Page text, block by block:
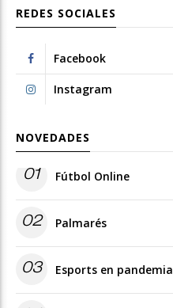
REDES SOCIALES
Facebook
Instagram
NOVEDADES
01 Fútbol Online
02 Palmarés
03 Esports en pandemia